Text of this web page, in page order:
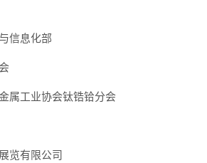
信息化部
属工业协会钛锆铪分会
览有限公司